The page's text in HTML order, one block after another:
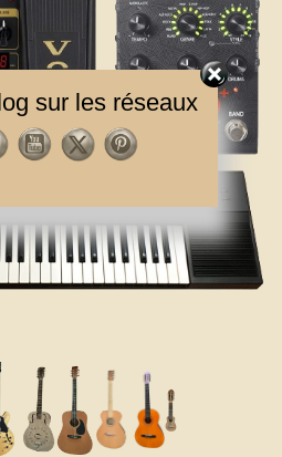
sur les réseaux